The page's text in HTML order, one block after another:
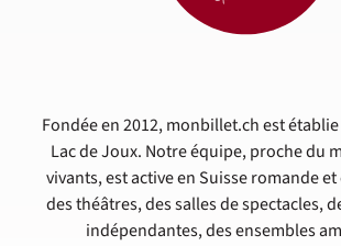
Fondée en 2012, monbillet.ch est
Lac de Joux. Notre équipe, proche du
vivants, est active en Suisse romande
des théâtres, des salles de spectacles,
indépendantes, des ensembles